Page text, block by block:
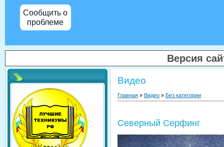
Сообщить о
проблеме
Версия
Видео
Главная » Видео » Без категории
Северный Серфинг